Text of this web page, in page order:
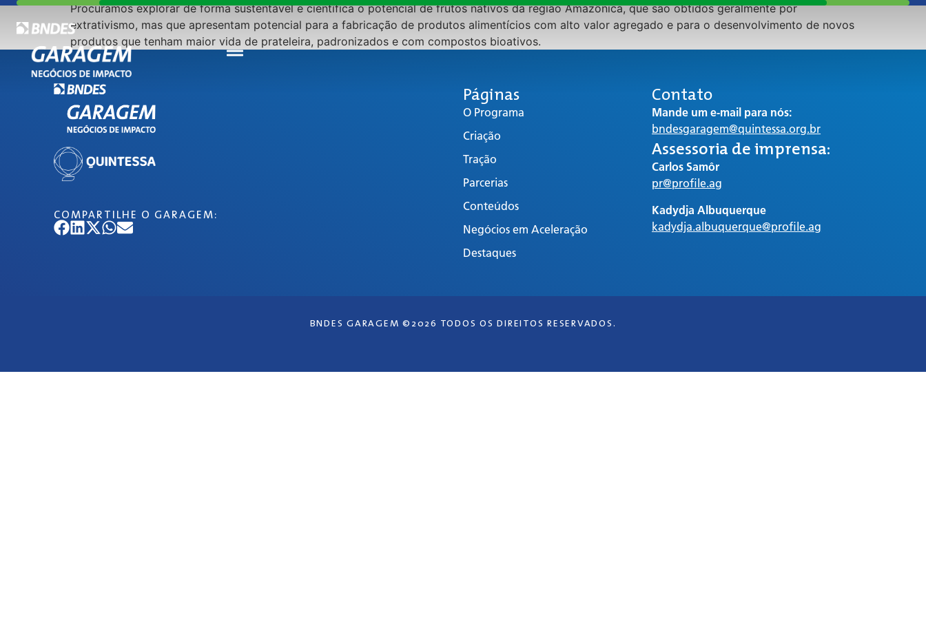
Procuramos explorar de forma sustentável e científica o potencial de frutos nativos da região Amazônica, que são obtidos geralmente por
extrativismo, mas que apresentam potencial para a fabricação de produtos alimentícios com alto valor agregado e para o desenvolvimento de novos
produtos que tenham maior vida de prateleira, padronizados e com compostos bioativos.
COMPARTILHE O GARAGEM:
Páginas
O Programa
Criação
Tração
Parcerias
Conteúdos
Negócios em Aceleração
Destaques
Contato
Mande um e-mail para nós:
bndesgaragem@quintessa.org.br
Assessoria de imprensa:
Carlos Samôr
pr@profile.ag
Kadydja Albuquerque
kadydja.albuquerque@profile.ag
BNDES GARAGEM ©2026 TODOS OS DIREITOS RESERVADOS.